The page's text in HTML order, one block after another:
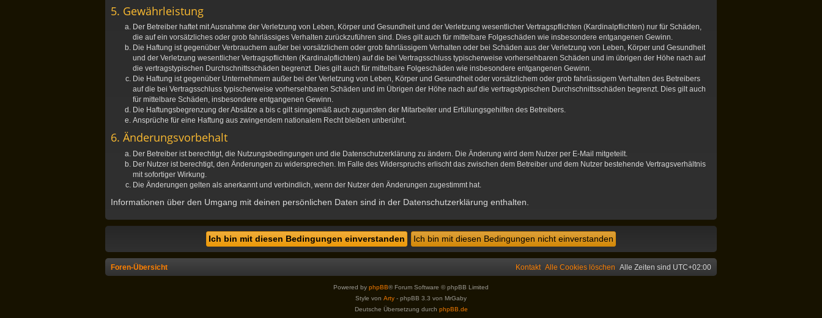
5. Gewährleistung
Der Betreiber haftet mit Ausnahme der Verletzung von Leben, Körper und Gesundheit und der Verletzung wesentlicher Vertragspflichten (Kardinalpflichten) nur für Schäden,
die auf ein vorsätzliches oder grob fahrlässiges Verhalten zurückzuführen sind. Dies gilt auch für mittelbare Folgeschäden wie insbesondere entgangenen Gewinn.
Die Haftung ist gegenüber Verbrauchern außer bei vorsätzlichem oder grob fahrlässigem Verhalten oder bei Schäden aus der Verletzung von Leben, Körper und Gesundheit
und der Verletzung wesentlicher Vertragspflichten (Kardinalpflichten) auf die bei Vertragsschluss typischerweise vorhersehbaren Schäden und im übrigen der Höhe nach auf
die vertragstypischen Durchschnittsschäden begrenzt. Dies gilt auch für mittelbare Folgeschäden wie insbesondere entgangenen Gewinn.
Die Haftung ist gegenüber Unternehmern außer bei der Verletzung von Leben, Körper und Gesundheit oder vorsätzlichem oder grob fahrlässigem Verhalten des Betreibers
auf die bei Vertragsschluss typischerweise vorhersehbaren Schäden und im Übrigen der Höhe nach auf die vertragstypischen Durchschnittsschäden begrenzt. Dies gilt auch
für mittelbare Schäden, insbesondere entgangenen Gewinn.
Die Haftungsbegrenzung der Absätze a bis c gilt sinngemäß auch zugunsten der Mitarbeiter und Erfüllungsgehilfen des Betreibers.
Ansprüche für eine Haftung aus zwingendem nationalem Recht bleiben unberührt.
6. Änderungsvorbehalt
Der Betreiber ist berechtigt, die Nutzungsbedingungen und die Datenschutzerklärung zu ändern. Die Änderung wird dem Nutzer per E-Mail mitgeteilt.
Der Nutzer ist berechtigt, den Änderungen zu widersprechen. Im Falle des Widerspruchs erlischt das zwischen dem Betreiber und dem Nutzer bestehende Vertragsverhältnis
mit sofortiger Wirkung.
Die Änderungen gelten als anerkannt und verbindlich, wenn der Nutzer den Änderungen zugestimmt hat.
Informationen über den Umgang mit deinen persönlichen Daten sind in der Datenschutzerklärung enthalten.
Foren-Übersicht Alle Zeiten sind UTC+02:00
Alle Cookies löschen
Kontakt
Powered by phpBB® Forum Software © phpBB Limited
Style von Arty - phpBB 3.3 von MrGaby
Deutsche Übersetzung durch phpBB.de